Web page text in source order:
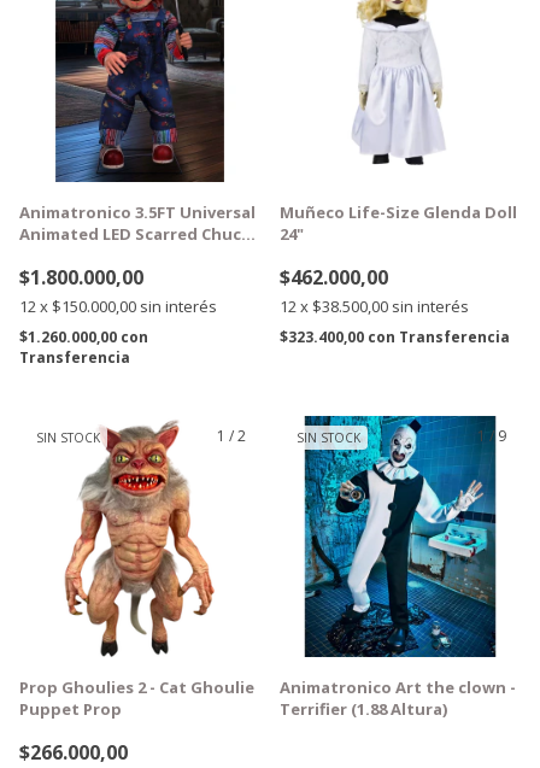
Animatronico 3.5FT Universal
Animated LED Scarred Chucky
$1.800.000,00
12x $150.000,00 sin interés
$1.260.000,00 con
Transferencia
Muñeco Life-Size Glenda Doll
24"
$462.000,00
12x $38.500,00 sin interés
$323.400,00 con Transferencia
1 /2
SIN STOCK
Prop Ghoulies 2 - Cat Ghoulie
Puppet Prop
$266.000,00
1 / 9
SIN STOCK
GRATIS
Animatronico Art the clown -
Terrifier (1.88 Altura)